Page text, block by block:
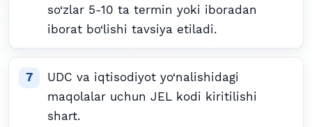
so‘zlar 5-10 ta termin yoki iboradan
iborat bo‘lishi tavsiya etiladi.
UDC va iqtisodiyot yo‘nalishidagi
maqolalar uchun JEL kodi kiritilishi
shart.